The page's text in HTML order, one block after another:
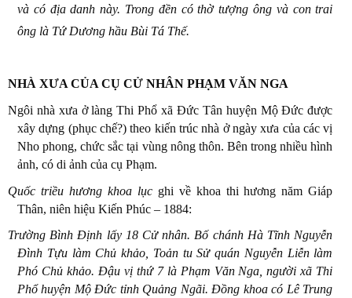
và có địa danh này. Trong đền có thờ tượng ông và con trai
ông là Tứ Dương hầu Bùi Tá Thế.
NHÀ XƯA CỦA CỤ CỬ NHÂN PHẠM VĂN NGA
Ngôi nhà xưa ở làng Thi Phổ xã Đức Tân huyện Mộ Đức được
xây dựng (phục chế?) theo kiến trúc nhà ở ngày xưa của các vị
Nho phong, chức sắc tại vùng nông thôn. Bên trong nhiều hình
ảnh, có di ảnh của cụ Phạm.
Quốc triều hương khoa lụcghi về khoa thi hương năm Giáp
Thân, niên hiệu Kiến Phúc – 1884:
Trường Bình Định lấy 18 Cử nhân. Bố chánh Hà Tĩnh Nguyễn
Đình Tựu làm Chủ khảo, Toản tu Sử quán Nguyễn Liễn làm
Phó Chủ khảo. Đậu vị thứ 7 là Phạm Văn Nga, người xã Thi
Phổ huyện Mộ Đức tỉnh Quảng Ngãi. Đồng khoa có Lê Trung